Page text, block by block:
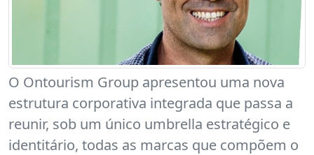
O Ontourism Group apresentou uma nova
estrutura corporativa integrada que passa a
reunir, sob um único umbrella estratégico e
identitário, todas as marcas que compõem o